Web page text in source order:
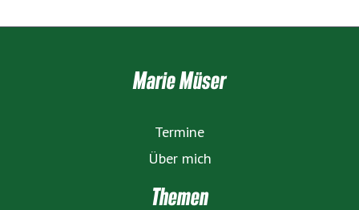
Marie Müser
Termine
Über mich
Themen